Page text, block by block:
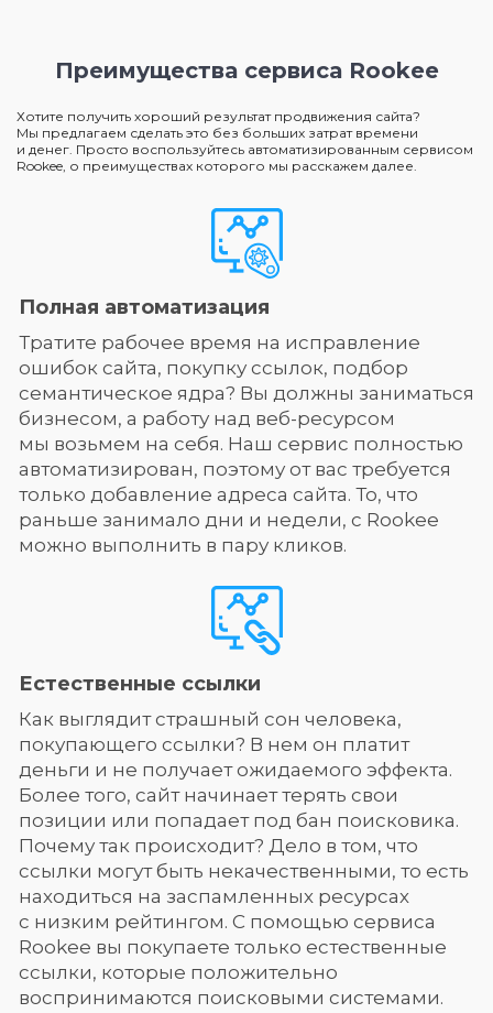
Преимущества сервиса Rookee
Хотите получить хороший результат продвижения сайта?
Мы предлагаем сделать это без больших затрат времени
и денег. Просто воспользуйтесь автоматизированным сервисом
Rookee, о преимуществах которого мы расскажем далее.
Полная автоматизация
Тратите рабочее время на исправление
ошибок сайта, покупку ссылок, подбор
семантическое ядра? Вы должны заниматься
бизнесом, а работу над веб-ресурсом
мы возьмем на себя. Наш сервис полностью
автоматизирован, поэтому от вас требуется
только добавление адреса сайта. То, что
раньше занимало дни и недели, с Rookee
можно выполнить в пару кликов.
Естественные ссылки
Как выглядит страшный сон человека,
покупающего ссылки? В нем он платит
деньги и не получает ожидаемого эффекта.
Более того, сайт начинает терять свои
позиции или попадает под бан поисковика.
Почему так происходит? Дело в том, что
ссылки могут быть некачественными, то есть
находиться на заспамленных ресурсах
с низким рейтингом. С помощью сервиса
Rookee вы покупаете только естественные
ссылки, которые положительно
воспринимаются поисковыми системами.